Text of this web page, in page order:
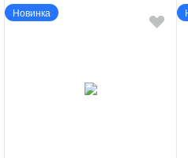
Новинка